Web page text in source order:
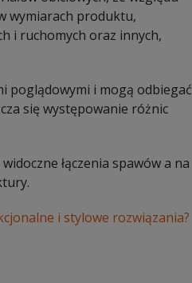
wymiarach produktu,
i ruchomych oraz innych,
poglądowymi i mogą odbiegać
się występowanie różnic
łączenia spawów a na
i stylowe rozwiązania?